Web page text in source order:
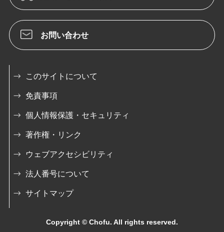
お問い合わせ
このサイトについて
免責事項
個人情報保護・セキュリティ
著作権・リンク
ウェブアクセシビリティ
法人番号について
サイトマップ
Copyright © Chofu. All rights reserved.